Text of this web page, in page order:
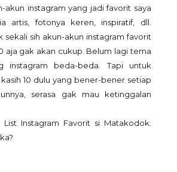
akun instagram yang jadi favorit saya
artis, fotonya keren, inspiratif, dll.
sekali sih akun-akun instagram favorit
aja gak akan cukup. Belum lagi tema
instagram beda-beda. Tapi untuk
10 dulu yang bener-bener setiap
serasa gak mau ketinggalan
Instagram Favorit si Matakodok.